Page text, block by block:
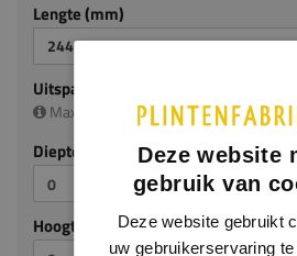
Lengte (mm)
2440 MM
Uitsparing
Maximale uitsparing is (diep/hoog):
Diepte (mm)
Hoogte (mm)
Deze website
gebruik van
Deze website gebruikt
uw gebruikerservaring